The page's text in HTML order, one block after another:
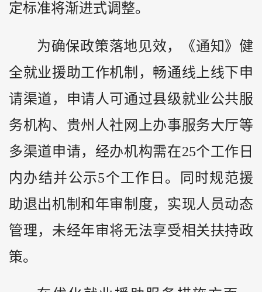
定标准将渐进式调整。
为确保政策落地见效，《通知》健
全就业援助工作机制，畅通线上线下申
请渠道，申请人可通过县级就业公共服
务机构、贵州人社网上办事服务大厅等
多渠道申请，经办机构需在25个工作日
内办结并公示5个工作日。同时规范援
助退出机制和年审制度，实现人员动态
管理，未经年审将无法享受相关扶持政
策。